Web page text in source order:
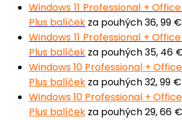
Windows 11 Professional +
Plus balíček za pouhých 36, 99 €
Windows 11 Professional +
Plus balíček za pouhých 35, 46
Windows 10 Professional +
Plus balíček za pouhých 32, 99 €
Windows 10 Professional +
Plus balíček za pouhých 29, 66 €